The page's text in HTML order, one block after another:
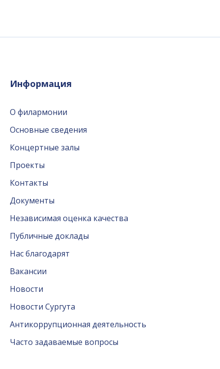
Информация
О филармонии
Основные сведения
Концертные залы
Проекты
Контакты
Документы
Независимая оценка качества
Публичные доклады
Нас благодарят
Вакансии
Новости
Новости Сургута
Антикоррупционная деятельность
Часто задаваемые вопросы